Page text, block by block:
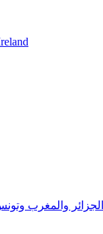
/ الجزائر والمغرب